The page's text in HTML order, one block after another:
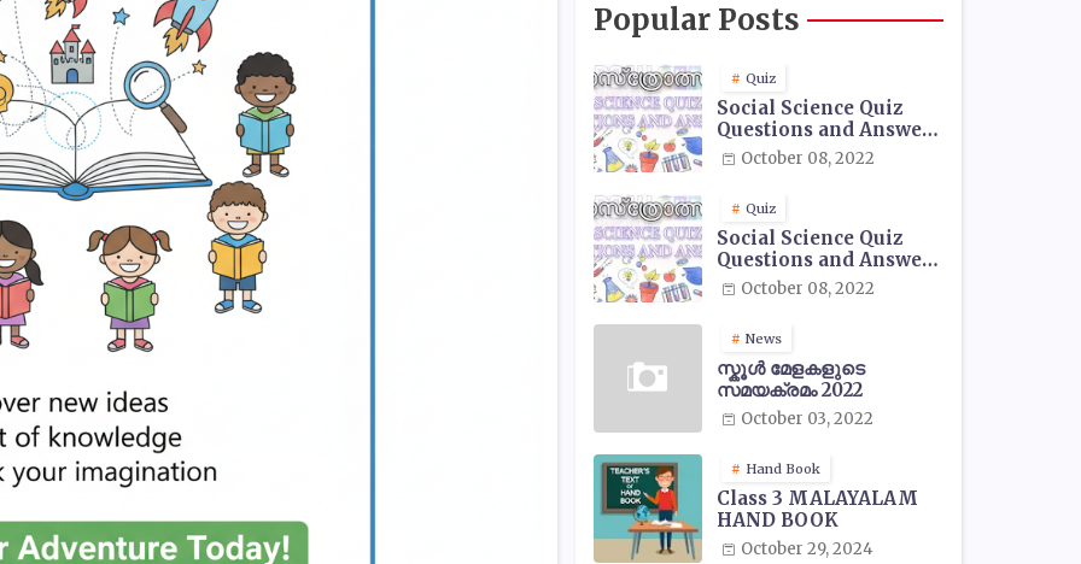
Popular Posts
Quiz
Social Science Quiz
Questions and Answers
- 01October 08, 2022
Quiz
Social Science Quiz
Questions and Answers
- 02October 08, 2022
News
സ്കൂൾ മേളകളുടെ
സമയക്രമം 2022
October 03, 2022
Hand Book
Class 3 MALAYALAM
HAND BOOK
October 29, 2024